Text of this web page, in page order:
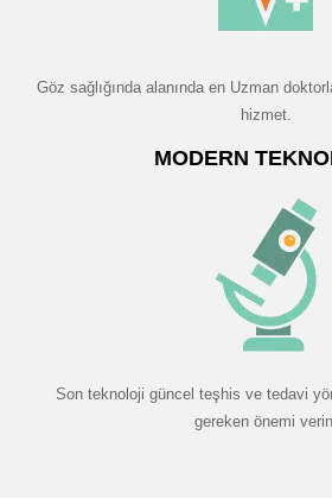
Göz sağlığında alanında en Uzman
hizmet.
MODERN
Son teknoloji güncel teşhis ve tedavi
gereken önemi